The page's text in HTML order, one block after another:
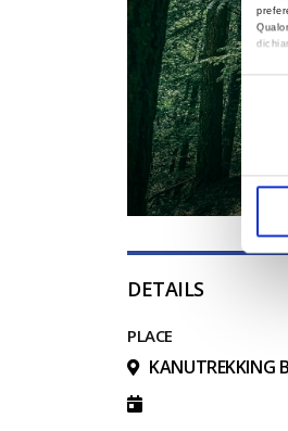
Al
Selezione
del
consenso
DETAILS
PLACE
KANUTREKKING